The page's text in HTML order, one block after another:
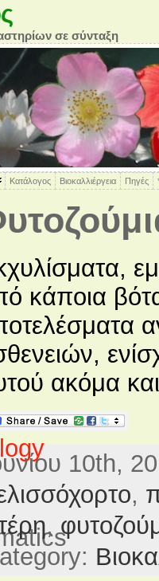
σε σύνταξη
Κατάλογος Βιοκαλλιέργεια Πηγές
κάποια
ακόμα
10th,
,
,